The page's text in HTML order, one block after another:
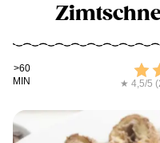
Kochdauer
>60
MIN
★ 4,5/5